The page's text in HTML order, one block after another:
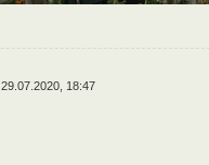
29.07.2020, 18:47